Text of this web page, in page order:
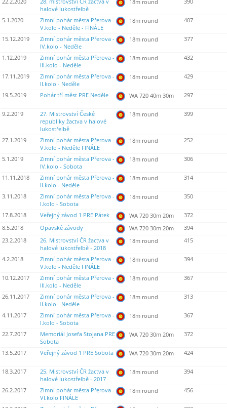
22.2.2020
28. mistrovství ČR žactva v
halové lukostřelbě
18m round 390
5.1.2020
Zimní pohár města Přerova -
V.kolo - Neděle - FINÁLE
18m round 407
15.12.2019
Zimní pohár města Přerova -
IV.kolo - Neděle
18m round 377
1.12.2019
Zimní pohár města Přerova -
III.kolo - Neděle
18m round 432
17.11.2019
Zimní pohár města Přerova -
II.kolo - Neděle
18m round 429
19.5.2019 Pohár tří měst PRE Neděle WA 720 40m 30m 297
9.2.2019
27. Mistrovství České
republiky žactva v halové
lukostřelbě
18m round 399
27.1.2019
Zimní pohár města Přerova -
V.kolo - Neděle FINÁLE
18m round 252
5.1.2019
Zimní pohár města Přerova -
IV.kolo - Sobota
18m round 306
11.11.2018
Zimní pohár města Přerova -
II.kolo - Neděle
18m round 314
3.11.2018
Zimní pohár města Přerova -
I.kolo - Sobota
18m round 350
17.8.2018 Veřejný závod 1 PRE Pátek WA 720 30m 20m
372
8.5.2018
Opavské závody WA 720 30m 20m
394
23.2.2018
26. Mistrovství ČR žactva v
halové lukostřelbě - 2018
18m round 415
4.2.2018
Zimní pohár města Přerova -
V.kolo - Neděle FINÁLE
18m round 394
10.12.2017
Zimní pohár města Přerova -
III.kolo - Neděle
18m round 367
26.11.2017
Zimní pohár města Přerova -
II.kolo - Neděle
18m round 313
4.11.2017
Zimní pohár města Přerova -
I.kolo - Sobota
18m round 367
22.7.2017
Memoriál Josefa Stojana PRE
Sobota
WA 720 30m 20m 372
13.5.2017 Veřejný závod 1 PRE Sobota WA 720 30m 20m 424
18.3.2017
25. Mistrovství ČR žactva v
halové lukostřelbě - 2017
18m round 394
26.2.2017
Zimní pohár města Přerova -
VI.kolo FINÁLE
18m round 456